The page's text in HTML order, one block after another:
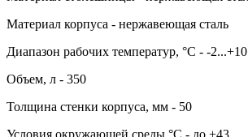
Материал корпуса - нержавеющая сталь
Диапазон рабочих температур, °C - -2...+10
Объем, л - 350
Толщина стенки корпуса, мм - 50
Условия окружающей среды,°C - до +43